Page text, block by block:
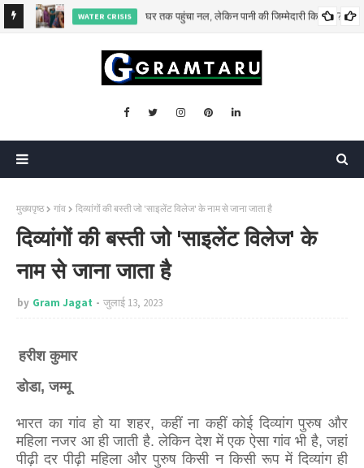
AGRI कब तक कर्ज के सहारे खेती करेगा किसान?
मुख्यपृष्ठ गांव दिव्यांगों की बस्ती जो 'साइलेंट विलेज' के नाम से जाना जाता है
दिव्यांगों की बस्ती जो 'साइलेंट विलेज' के
नाम से जाना जाता है
by Gram Jagat जुलाई 13, 2023
हरीश कुमार
डोडा, जम्मू
भारत का गांव हो या शहर, कहीं ना कहीं कोई दिव्यांग पुरुष और
महिला नजर आ ही जाती है. लेकिन देश में एक ऐसा गांव भी है, जहां
पीढ़ी दर पीढ़ी महिला और पुरुष किसी न किसी रूप में दिव्यांग ही